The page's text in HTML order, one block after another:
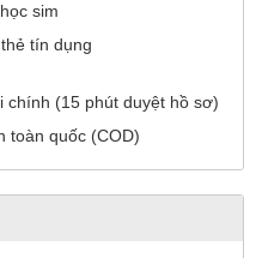
sim
tín dụng
chính (15 phút duyệt hồ sơ)
toàn quốc (COD)